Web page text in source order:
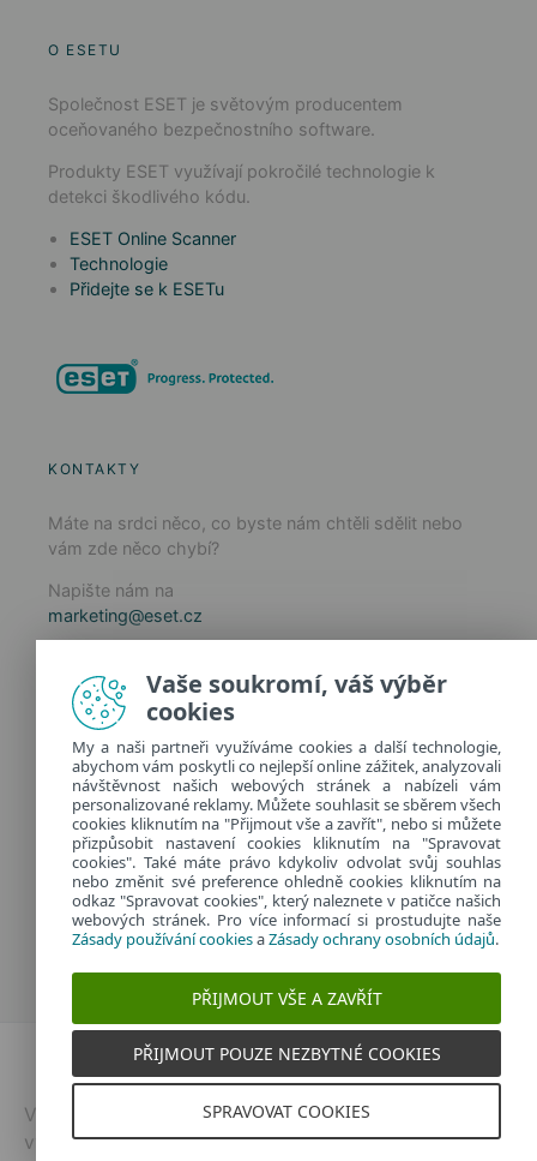
O ESETU
Společnost ESET je světovým producentem
oceňovaného bezpečnostního software.
Produkty ESET využívají pokročilé technologie k
detekci škodlivého kódu.
ESET Online Scanner
Technologie
Přidejte se k ESETu
KONTAKTY
Máte na srdci něco, co byste nám chtěli sdělit nebo
vám zde něco chybí?
Napište nám na
marketing@eset.cz
Zásady ochrany osobních údajů
Spravovat cookies
Provozuje:
ESET software spol. s r.o.
Classic 7 Business Park, Jankovcova 1037/49
170 00 Praha 7, Česká republika
IČ: 26467593
Dvojklik.cz
Vytvořeno v
| © 2026 | Všechna práva
vyhrazena
Vaše soukromí, váš výběr
cookies
My a naši partneři využíváme cookies a další technologie,
abychom vám poskytli co nejlepší online zážitek, analyzovali
návštěvnost našich webových stránek a nabízeli vám
personalizované reklamy. Můžete souhlasit se sběrem všech
cookies kliknutím na "Přijmout vše a zavřít", nebo si můžete
přizpůsobit nastavení cookies kliknutím na "Spravovat
cookies". Také máte právo kdykoliv odvolat svůj souhlas
nebo změnit své preference ohledně cookies kliknutím na
odkaz "Spravovat cookies", který naleznete v patičce našich
webových stránek. Pro více informací si prostudujte naše
Zásady používání cookiesaZásady ochrany osobních údajů.
PŘIJMOUT VŠE A ZAVŘÍT
PŘIJMOUT POUZE NEZBYTNÉ COOKIES
SPRAVOVAT COOKIES